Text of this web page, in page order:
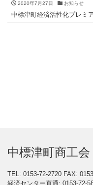
2020年7月27日 お知らせ
中標津町経済活性化プレミ
中標津町商工会
TEL: 0153-72-2720 FAX:
経済センター直通: 0153-72-